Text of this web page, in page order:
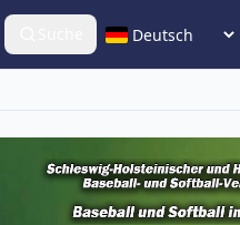
Sprache wählen